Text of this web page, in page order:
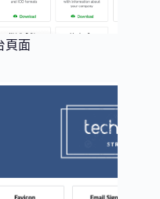
頁面